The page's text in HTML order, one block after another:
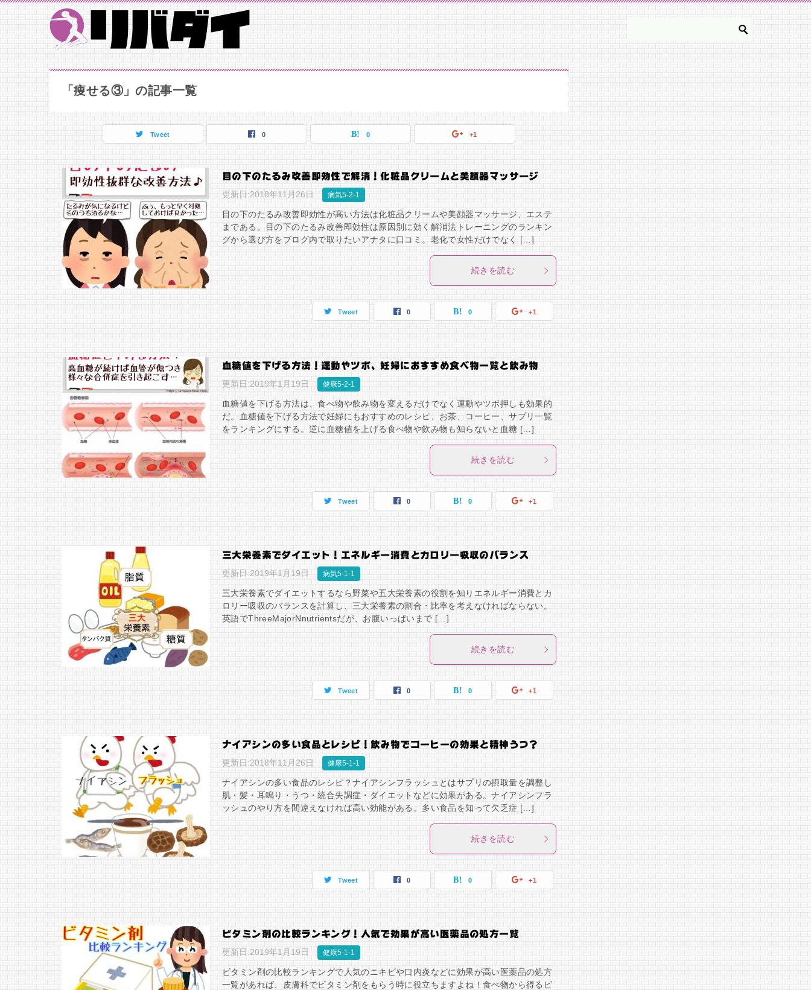
「痩せる③」の記事一覧
Tweet 0 0 +1
目の下のたるみ改善即効性で解消！化粧品クリームと美顔器マッサージ
更新日:2018年11月26日 病気5-2-1
目の下のたるみ改善即効性が高い方法は化粧品クリームや美顔器マッサージ、エステ
まである。目の下のたるみ改善即効性は原因別に効く解消法トレーニングのランキン
グから選び方をブログ内で取りたいアナタに口コミ。老化で女性だけでなく […]
続きを読む
Tweet 0 0 +1
血糖値を下げる方法！運動やツボ、妊婦におすすめ食べ物一覧と飲み物
更新日:2019年1月19日 健康5-2-1
血糖値を下げる方法は、食べ物や飲み物を変えるだけでなく運動やツボ押しも効果的
だ。血糖値を下げる方法で妊婦にもおすすめのレシピ、お茶、コーヒー、サプリ一覧
をランキングにする。逆に血糖値を上げる食べ物や飲み物も知らないと血糖 […]
続きを読む
Tweet 0 0 +1
三大栄養素でダイエット！エネルギー消費とカロリー吸収のバランス
更新日:2019年1月19日 病気5-1-1
三大栄養素でダイエットするなら野菜や五大栄養素の役割を知りエネルギー消費とカ
ロリー吸収のバランスを計算し、三大栄養素の割合・比率を考えなければならない。
英語でThreeMajorNnutrientsだが、お腹いっぱいまで […]
続きを読む
Tweet 0 0 +1
ナイアシンの多い食品とレシピ！飲み物でコーヒーの効果と精神うつ？
更新日:2018年11月26日 健康5-1-1
ナイアシンの多い食品のレシピ？ナイアシンフラッシュとはサプリの摂取量を調整し
肌・髪・耳鳴り・うつ・統合失調症・ダイエットなどに効果がある。ナイアシンフラ
ッシュのやり方を間違えなければ高い効能がある。多い食品を知って欠乏症 […]
続きを読む
Tweet 0 0 +1
ビタミン剤の比較ランキング！人気で効果が高い医薬品の処方一覧
更新日:2019年1月19日 健康5-1-1
ビタミン剤の比較ランキングで人気のニキビや口内炎などに効果が高い医薬品の処方
一覧があれば、皮膚科でビタミン剤をもらう時に役立ちますよね！食べ物から得るビ